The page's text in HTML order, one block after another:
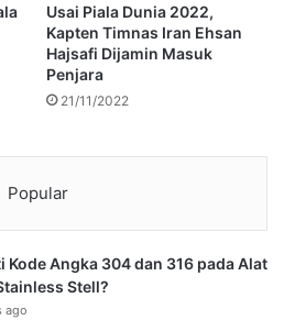
Usai Piala Dunia 2022,
Kapten Timnas Iran Ehsan
Hajsafi Dijamin Masuk
Penjara
21/11/2022
Popular
Kode Angka 304 dan 316 pada Alat
Stell?
ago